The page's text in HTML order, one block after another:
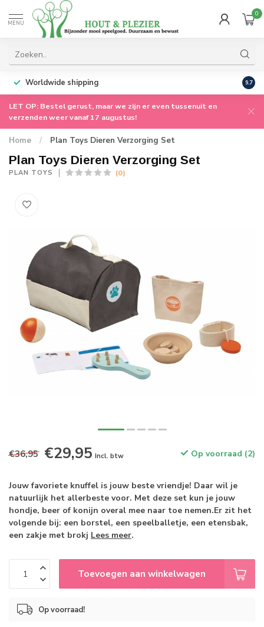
MENU
0
Worldwide shipping 9.7
LET OP: Bestel gerust, maar we zijn er even tussenuit en
verzenden weer vanaf 17 augustus!
Home / Plan Toys Dieren Verzorging Set
Plan Toys Dieren Verzorging Set
PLAN TOYS (0)
€36,95 €29,95 Incl. btw Op voorraad (2)
Jouw favoriete knuffel is jouw beste vriendje! Daar wil je
natuurlijk het allerbeste voor. Met deze set kun je jouw
hondje, beer of konijn overal mee naar toe nemen.Er zit het
volgende bij: een borstel, een speelballetje, een etensbak,
een zakje met brokj Lees meer.
Toevoegen aan winkelwagen
Op voorraad!